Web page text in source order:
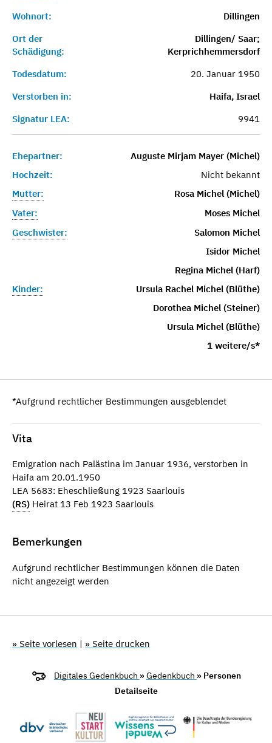
Wohnort:
Dillingen
Ort der
Schädigung:
Dillingen/ Saar;
Kerprichhemmersdorf
Todesdatum:
20. Januar 1950
Verstorben in:
Haifa, Israel
Signatur LEA:
9941
Ehepartner:
Auguste Mirjam Mayer (Michel)
Hochzeit:
Nicht bekannt
Mutter:
Rosa Michel (Michel)
Vater:
Moses Michel
Geschwister:
Salomon Michel
Isidor Michel
Regina Michel (Harf)
Kinder:
Ursula Rachel Michel (Blüthe)
Dorothea Michel (Steiner)
Ursula Michel (Blüthe)
1 weitere/s*
*Aufgrund rechtlicher Bestimmungen ausgeblendet
Vita
Emigration nach Palästina im Januar 1936, verstorben in
Haifa am 20.01.1950
LEA 5683: Eheschließung 1923 Saarlouis
(RS) Heirat 13 Feb 1923 Saarlouis
Bemerkungen
Aufgrund rechtlicher Bestimmungen können die Daten
nicht angezeigt werden
» Seite vorlesen | » Seite drucken
Digitales Gedenkbuch »Gedenkbuch » Personen
Detailseite